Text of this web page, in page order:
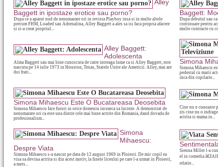
Alley
Baggett in ipostaze erotice sau porno?
Dupa ce a aparut nud de nenumarate ori in revista Playboy insa si in multe altele
precum FHM, Loaded sau Adrenalina, Alley Baggett a ales sa isi faca propria afacere
si si-a creat propriul...
Baggett:
Dupa debutul sau
continuare pentru
multe contracte cu
Alley Baggett:
Adolescenta
Alma Baggett sau mai bine cunoscuta de catre intreaga lume ca si Alley Baggett, este
nascuta pe 14 iulie 1973 in Houston, Texas, Statele Unite ale Americii. Alley, mai are
doi frati...
Simona
Simona Mihaescu
pedestal cu marii
inca din copilarie...
Simona Mihaescu Este O Bucatareasa Deosebita
Simona Mihaescu face furori in orice domeniu incearca sa lucreze. A demonstrat de
nenumarate ori ca este una dintre cele mai bune actrite din Romania, dand dovada de
profesionalism...
Cine nu o cunoaste
zis cine nu o
actrita si mama in...
Simona
Mihaescu:
Despre Viata
Simona Mihaescu s-a nascut pe data de 12 august 1969 in Ploiesti. De mic copil ea
visa sa devina actrita si din acest motiv, la finele liceului pe care l-a urmat in Ploiesti,
a mers...
Sienna Miller l-a
el in comedia
relatie...